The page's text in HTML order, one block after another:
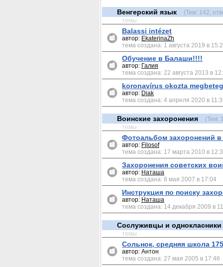
Венгерский язык
(Тем: 142,
темы
Balassi intézet
автор: EkaterinaZh
тема создана: 1 августа 2019 в
Обучение в Балаши!!!!
автор: Галия
тема создана: 22 августа 2013 в
koronavírus okozta
автор: Diak
тема создана: 4 апреля 2020 в
Воинские захоронения
(Тем:
темы
Фотоальбом захоронений в
автор: Filosof
тема создана: 17 марта 2010 в
Захоронения советских
автор: Наташа
тема создана: 8 мая 2007 в 17:04
Инструкция по поиску
автор: Наташа
тема создана: 14 декабря 2009 в
Сослуживцы и однокласники
темы
Сольнок, средняя школа
автор: Антон
тема создана: 27 мая 2005 в 17:46